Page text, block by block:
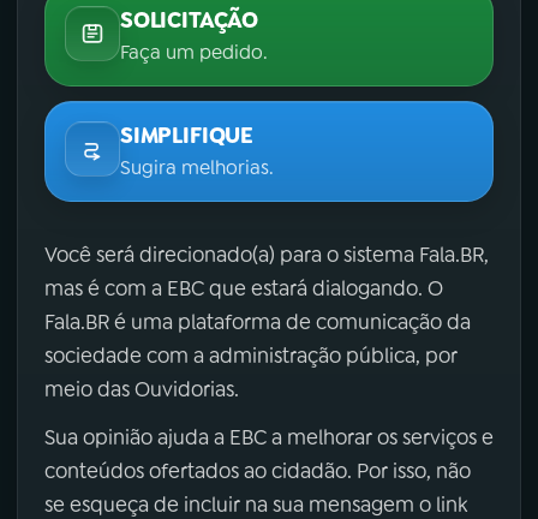
SOLICITAÇÃO
Faça um pedido.
SIMPLIFIQUE
Sugira melhorias.
Você será direcionado(a) para o sistema Fala.BR,
mas é com a EBC que estará dialogando. O
Fala.BR é uma plataforma de comunicação da
sociedade com a administração pública, por
meio das Ouvidorias.
Sua opinião ajuda a EBC a melhorar os serviços e
conteúdos ofertados ao cidadão. Por isso, não
se esqueça de incluir na sua mensagem o link